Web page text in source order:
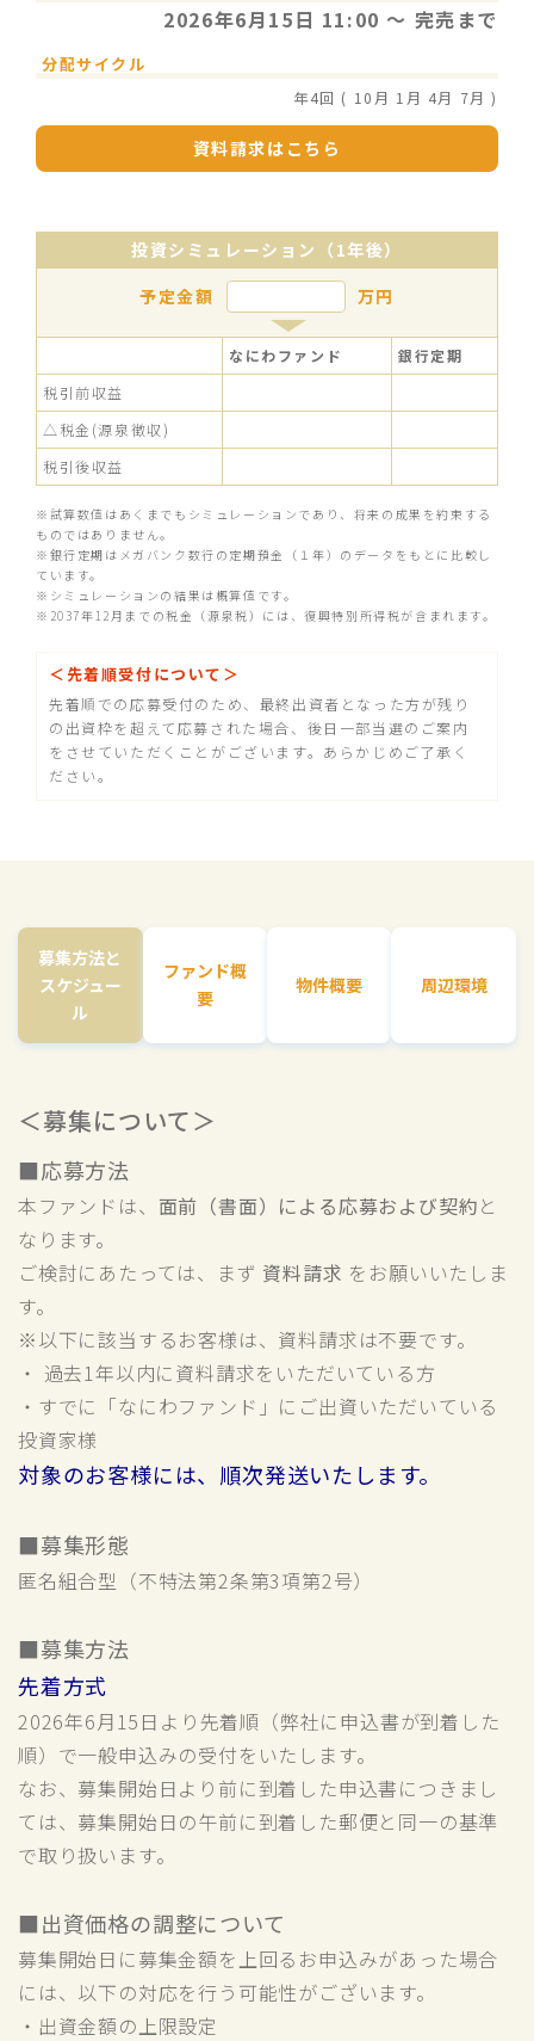
2026年6月15日 11:00 〜 完売まで
分配サイクル
年4回 ( 10月 1月 4月 7月 )
資料請求はこちら
投資シミュレーション（1年後）
予定金額
万円
なにわファンド
銀行定期
税引前収益
△税金(源泉徴収)
税引後収益
※試算数値はあくまでもシミュレーションであり、将来の成果を約束する
ものではありません。
※銀行定期はメガバンク数行の定期預金（１年）のデータをもとに比較し
ています。
※シミュレーションの結果は概算値です。
※2037年12月までの税金（源泉税）には、復興特別所得税が含まれます。
＜先着順受付について＞
先着順での応募受付のため、最終出資者となった方が残り
の出資枠を超えて応募された場合、後日一部当選のご案内
をさせていただくことがございます。あらかじめご了承く
ださい。
募集方法と
スケジュー
ル
ファンド概
要
物件概要 周辺環境
＜募集について＞
■応募方法
本ファンドは、 面前（書面）による応募および契約と
なります。
ご検討にあたっては、まず 資料請求 をお願いいたしま
す。
※以下に該当するお客様は、資料請求は不要です。
・ 過去1年以内に資料請求をいただいている方
・すでに「なにわファンド」にご出資いただいている
投資家様
対象のお客様には、順次発送いたします。
■募集形態
匿名組合型（不特法第2条第3項第2号）
■募集方法
先着方式
2026年6月15日より先着順（弊社に申込書が到着した
順）で一般申込みの受付をいたします。
なお、募集開始日より前に到着した申込書につきまし
ては、募集開始日の午前に到着した郵便と同一の基準
で取り扱います。
■出資価格の調整について
募集開始日に募集金額を上回るお申込みがあった場合
には、以下の対応を行う可能性がございます。
・出資金額の上限設定